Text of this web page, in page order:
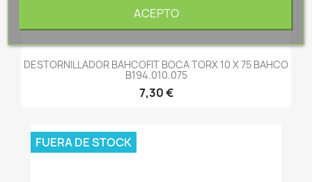
DESTORNILLADOR BAHCOFIT BOCA TORX 10 X 75 BAHCO
B194.010.075
7,30 €
FUERA DE STOCK
ACEPTO